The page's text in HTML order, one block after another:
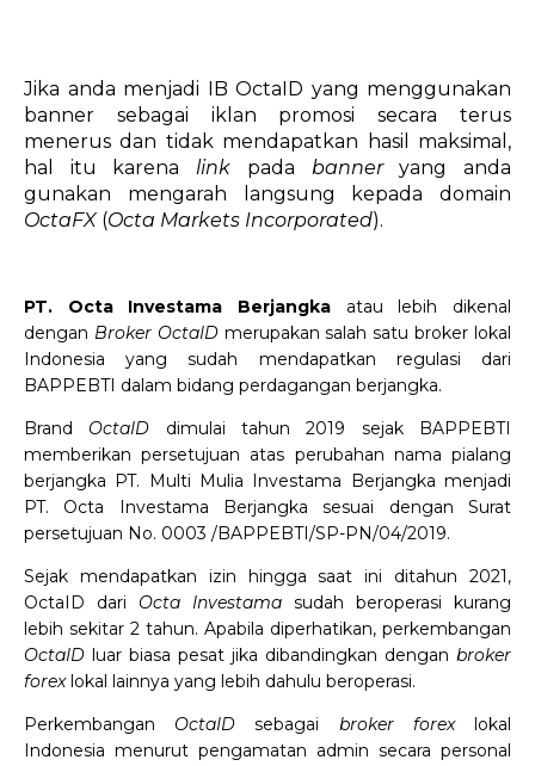
Jika anda menjadi IB OctaID yang menggunakan
banner sebagai iklan promosi secara terus
menerus dan tidak mendapatkan hasil maksimal,
hal itu karenalink pada banneryang anda
gunakan mengarah langsung kepada domain
OctaFX (Octa Markets Incorporated).
PT. Octa Investama Berjangka atau lebih dikenal
dengan Broker OctaIDmerupakan salah satu broker lokal
Indonesia yang sudah mendapatkan regulasi dari
BAPPEBTI dalam bidang perdagangan berjangka.
Brand OctaID dimulai tahun 2019 sejak BAPPEBTI
memberikan persetujuan atas perubahan nama pialang
berjangka PT. Multi Mulia Investama Berjangka menjadi
PT. Octa Investama Berjangka sesuai dengan Surat
persetujuan No. 0003 /BAPPEBTI/SP-PN/04/2019.
Sejak mendapatkan izin hingga saat ini ditahun 2021,
OctaID dari Octa Investama sudah beroperasi kurang
lebih sekitar 2 tahun. Apabila diperhatikan, perkembangan
OctaID luar biasa pesat jika dibandingkan dengan broker
forexlokal lainnya yang lebih dahulu beroperasi.
Perkembangan OctaID sebagai broker forexlokal
Indonesia menurut pengamatan admin secara personal